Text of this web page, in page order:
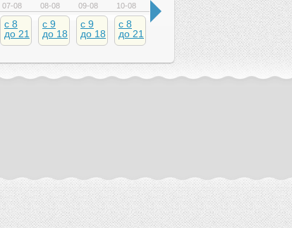
07-08
c 8
до 21
08-08
c 9
до 18
09-08
c 9
до 18
10-08
c 8
до 21
11-08
до 21
12-08
c 8
до 21
13-08
c 8
до 21
14-08
c 8
до